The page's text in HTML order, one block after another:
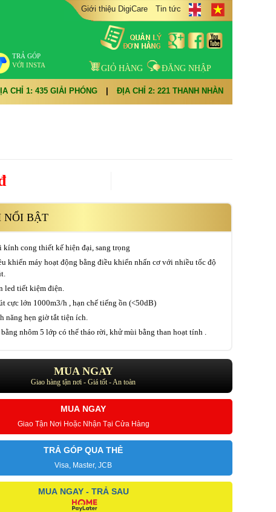
TRẢ GÓP
VỚI INSTA
Giới thiệu DigiCare Tin tức
GIỎ HÀNG ĐĂNG NHẬP
CHỈ 1: 435 GIẢI PHÓNG ĐỊA CHỈ 2: 221 THANH NHÀN
BẬT
kính cong thiết kế hiện đại, sang trọng
khiển máy hoạt động bằng điều khiển nhấn cơ với nhiều tốc độ
led tiết kiệm điện.
cực lớn 1000m3/h , hạn chế tiếng ồn (<50dB)
năng hẹn giờ tắt tiện ích.
nhôm 5 lớp có thể tháo rời, khử mùi bằng than hoạt tính .
MUA NGAY
Giao hàng tận nơi - Giá tốt - An toàn
MUA NGAY
Giao Tận Nơi Hoặc Nhận Tại Cửa Hàng
TRẢ GÓP QUA THẺ
Visa, Master, JCB
MUA NGAY - TRẢ SAU